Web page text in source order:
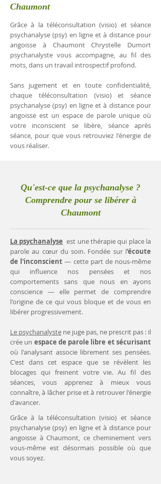
Chaumont
Grâce à la téléconsultation (visio) et séance
psychanalyse (psy) en ligne et à distance pour
angoisse à Chaumont Chrystelle Dumort
psychanalyste vous accompagne, au fil des
mots, dans un travail introspectif profond.
Sans jugement et en toute confidentialité,
chaque téléconsultation (visio) et séance
psychanalyse (psy) en ligne et à distance pour
angoisse est un espace de parole unique où
votre inconscient se libère, séance après
séance, pour que vous retrouviez l'énergie de
vous réaliser.
Qu'est-ce que la psychanalyse ?
Comprendre pour se libérer à
Chaumont
La psychanalyse est une thérapie qui place la
parole au cœur du soin. Fondée sur l'écoute
de l'inconscient— cette part de nous-même
qui influence nos pensées et nos
comportements sans que nous en ayons
conscience — elle permet de comprendre
l'origine de ce qui vous bloque et de vous en
libérer progressivement.
Le psychanalyste ne juge pas, ne prescrit pas : il
crée un espace de parole libre et sécurisant
où l'analysant associe librement ses pensées.
C'est dans cet espace que se révèlent les
blocages qui freinent votre vie. Au fil des
séances, vous apprenez à mieux vous
connaître, à lâcher prise et à retrouver l'énergie
d'avancer.
Grâce à la téléconsultation (visio) et séance
psychanalyse (psy) en ligne et à distance pour
angoisse à Chaumont, ce cheminement vers
vous-même est désormais possible où que
vous soyez.